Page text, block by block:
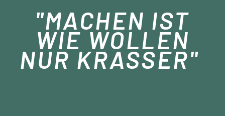
"MACHEN IST
WIE WOLLEN
NUR KRASSER"